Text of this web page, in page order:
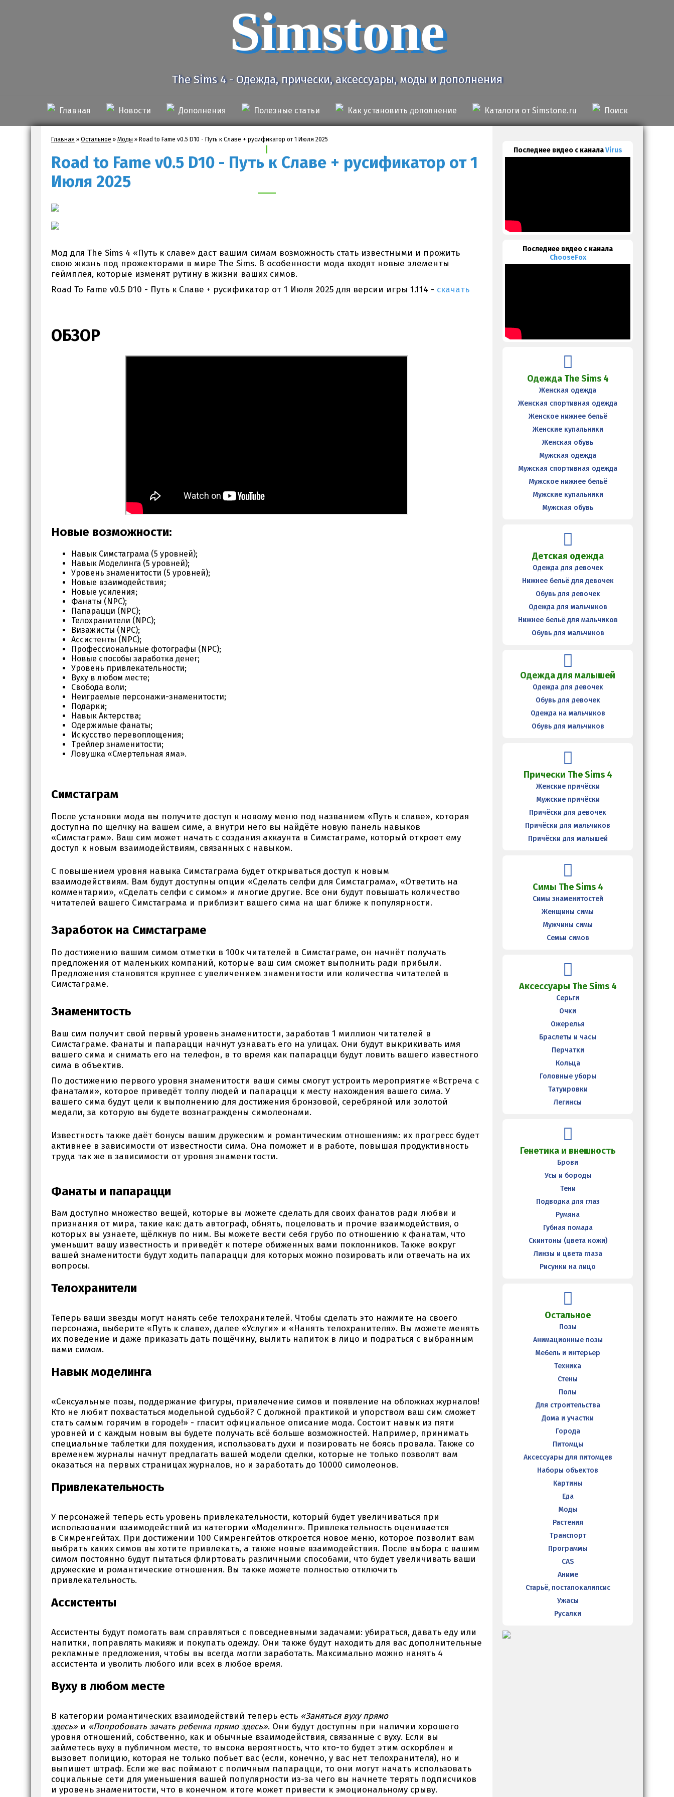
Simstone
The Sims 4 - Одежда, прически, аксессуары, моды и дополнения
Главная Новости Дополнения Полезные статьи Как установить дополнение Каталоги от Simstone.ru Поиск
Главная » Остальное » Моды » Road to Fame v0.5 D10 - Путь к Славе + русификатор от 1 Июля 2025
Road to Fame v0.5 D10 - Путь к Славе + русификатор от 1
Июля 2025
Мод для The Sims 4 «Путь к славе» даст вашим симам возможность стать известными и прожить
свою жизнь под прожекторами в мире The Sims. В особенности мода входят новые элементы
геймплея, которые изменят рутину в жизни ваших симов.
Road To Fame v0.5 D10 - Путь к Славе + русификатор от 1 Июля 2025 для версии игры 1.114 - скачать
ОБЗОР
Новые возможности:
Навык Симстаграма (5 уровней);
Навык Моделинга (5 уровней);
Уровень знаменитости (5 уровней);
Новые взаимодействия;
Новые усиления;
Фанаты (NPC);
Папарацци (NPC);
Телохранители (NPC);
Визажисты (NPC);
Ассистенты (NPC);
Профессиональные фотографы (NPC);
Новые способы заработка денег;
Уровень привлекательности;
Вуху в любом месте;
Свобода воли;
Неиграемые персонажи-знаменитости;
Подарки;
Навык Актерства;
Одержимые фанаты;
Искусство перевоплощения;
Трейлер знаменитости;
Ловушка «Смертельная яма».
Симстаграм
После установки мода вы получите доступ к новому меню под названием «Путь к славе», которая
доступна по щелчку на вашем симе, а внутри него вы найдёте новую панель навыков
«Симстаграм». Ваш сим может начать с создания аккаунта в Симстаграме, который откроет ему
доступ к новым взаимодействиям, связанных с навыком.
С повышением уровня навыка Симстаграма будет открываться доступ к новым
взаимодействиям. Вам будут доступны опции «Сделать селфи для Симстаграма», «Ответить на
комментарии», «Сделать селфи с симом» и многие другие. Все они будут повышать количество
читателей вашего Симстаграма и приблизит вашего сима на шаг ближе к популярности.
Заработок на Симстаграме
По достижению вашим симом отметки в 100к читателей в Симстаграме, он начнёт получать
предложения от маленьких компаний, которые ваш сим сможет выполнить ради прибыли.
Предложения становятся крупнее с увеличением знаменитости или количества читателей в
Симстаграме.
Знаменитость
Ваш сим получит свой первый уровень знаменитости, заработав 1 миллион читателей в
Симстаграме. Фанаты и папарацци начнут узнавать его на улицах. Они будут выкрикивать имя
вашего сима и снимать его на телефон, в то время как папарацци будут ловить вашего известного
сима в объектив.
По достижению первого уровня знаменитости ваши симы смогут устроить мероприятие «Встреча с
фанатами», которое приведёт толпу людей и папарацци к месту нахождения вашего сима. У
вашего сима будут цели к выполнению для достижения бронзовой, серебряной или золотой
медали, за которую вы будете вознаграждены симолеонами.
Известность также даёт бонусы вашим дружеским и романтическим отношениям: их прогресс будет
активнее в зависимости от известности сима. Она поможет и в работе, повышая продуктивность
труда так же в зависимости от уровня знаменитости.
Фанаты и папарацци
Вам доступно множество вещей, которые вы можете сделать для своих фанатов ради любви и
признания от мира, такие как: дать автограф, обнять, поцеловать и прочие взаимодействия, о
которых вы узнаете, щёлкнув по ним. Вы можете вести себя грубо по отношению к фанатам, что
уменьшит вашу известность и приведёт к потере обиженных вами поклонников. Также вокруг
вашей знаменитости будут ходить папарацци для которых можно позировать или отвечать на их
вопросы.
Телохранители
Теперь ваши звезды могут нанять себе телохранителей. Чтобы сделать это нажмите на своего
персонажа, выберите «Путь к славе», далее «Услуги» и «Нанять телохранителя». Вы можете менять
их поведение и даже приказать дать пощёчину, вылить напиток в лицо и подраться с выбранным
вами симом.
Навык моделинга
«Сексуальные позы, поддержание фигуры, привлечение симов и появление на обложках журналов!
Кто не любит похвастаться модельной судьбой? С должной практикой и упорством ваш сим сможет
стать самым горячим в городе!» - гласит официальное описание мода. Состоит навык из пяти
уровней и с каждым новым вы будете получать всё больше возможностей. Например, принимать
специальные таблетки для похудения, использовать духи и позировать не боясь провала. Также со
временем журналы начнут предлагать вашей модели сделки, которые не только позволят вам
оказаться на первых страницах журналов, но и заработать до 10000 симолеонов.
Привлекательность
У персонажей теперь есть уровень привлекательности, который будет увеличиваться при
использовании взаимодействий из категории «Моделинг». Привлекательность оценивается
в Симренгейтах. При достижении 100 Симренгейтов откроется новое меню, которое позволит вам
выбрать каких симов вы хотите привлекать, а также новые взаимодействия. После выбора с вашим
симом постоянно будут пытаться флиртовать различными способами, что будет увеличивать ваши
дружеские и романтические отношения. Вы также можете полностью отключить
привлекательность.
Ассистенты
Ассистенты будут помогать вам справляться с повседневными задачами: убираться, давать еду или
напитки, поправлять макияж и покупать одежду. Они также будут находить для вас дополнительные
рекламные предложения, чтобы вы всегда могли заработать. Максимально можно нанять 4
ассистента и уволить любого или всех в любое время.
Вуху в любом месте
В категории романтических взаимодействий теперь есть «Заняться вуху прямо
здесь» и «Попробовать зачать ребенка прямо здесь». Они будут доступны при наличии хорошего
уровня отношений, собственно, как и обычные взаимодействия, связанные с вуху. Если вы
займетесь вуху в публичном месте, то высока вероятность, что кто-то будет этим оскорблен и
вызовет полицию, которая не только побьет вас (если, конечно, у вас нет телохранителя), но и
выпишет штраф. Если же вас поймают с поличным папарацци, то они могут начать использовать
социальные сети для уменьшения вашей популярности из-за чего вы начнете терять подписчиков
и уровень знаменитости, что в конечном итоге может привести к эмоциональному срыву.
Последнее видео с каналаVirus
Последнее видео с канала
ChooseFox
Одежда The Sims 4
Женская одежда
Женская спортивная одежда
Женское нижнее бельё
Женские купальники
Женская обувь
Мужская одежда
Мужская спортивная одежда
Мужское нижнее бельё
Мужские купальники
Мужская обувь
Детская одежда
Одежда для девочек
Нижнее бельё для девочек
Обувь для девочек
Одежда для мальчиков
Нижнее бельё для мальчиков
Обувь для мальчиков
Одежда для малышей
Одежда для девочек
Обувь для девочек
Одежда на мальчиков
Обувь для мальчиков
Прически The Sims 4
Женские причёски
Мужские причёски
Причёски для девочек
Причёски для мальчиков
Причёски для малышей
Симы The Sims 4
Симы знаменитостей
Женщины симы
Мужчины симы
Семьи симов
Аксессуары The Sims 4
Серьги
Очки
Ожерелья
Браслеты и часы
Перчатки
Кольца
Головные уборы
Татуировки
Легинсы
Генетика и внешность
Брови
Усы и бороды
Тени
Подводка для глаз
Румяна
Губная помада
Скинтоны (цвета кожи)
Линзы и цвета глаза
Рисунки на лицо
Остальное
Позы
Анимационные позы
Мебель и интерьер
Техника
Стены
Полы
Для строительства
Дома и участки
Города
Питомцы
Аксессуары для питомцев
Наборы объектов
Картины
Еда
Моды
Растения
Транспорт
Программы
CAS
Аниме
Старьё, постапокалипсис
Ужасы
Русалки